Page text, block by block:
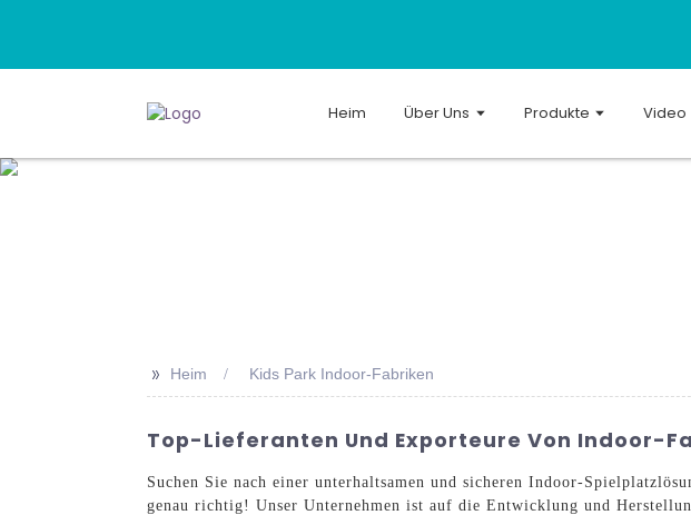
Heim Über Uns Produkte Video
>> Heim Kids Park Indoor-Fabriken
Top-Lieferanten Und Exporteure Von Indoor-
Suchen Sie nach einer unterhaltsamen und sicheren Indoor-
genau richtig! Unser Unternehmen ist auf die Entwicklung und